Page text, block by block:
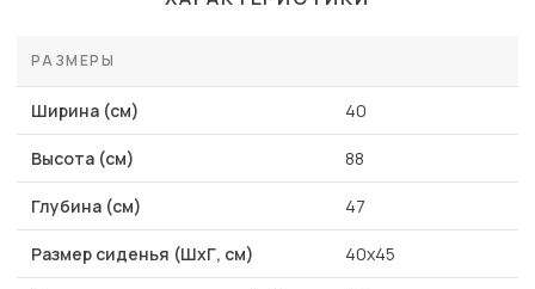
РАЗМЕРЫ
Ширина (см) 40
Высота (см) 88
Глубина (см) 47
Размер сиденья (ШхГ, см) 40x45